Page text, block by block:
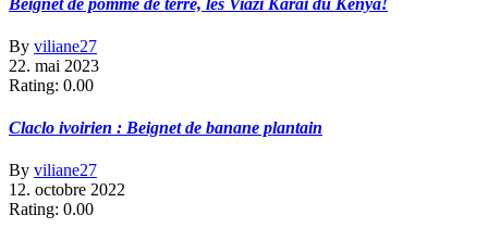
By viliane27
22. mai 2023
Rating: 0.00
Claclo ivoirien : Beignet de banane plantain
By viliane27
12. octobre 2022
Rating: 0.00